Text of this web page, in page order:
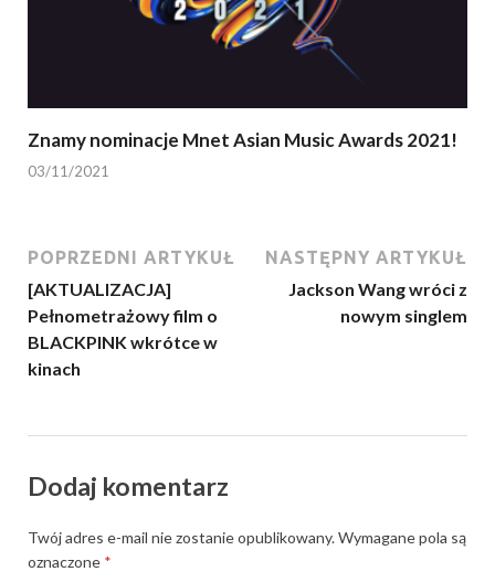
Znamy nominacje Mnet Asian Music Awards 2021!
03/11/2021
POPRZEDNI ARTYKUŁ
[AKTUALIZACJA]
Pełnometrażowy film o
BLACKPINK wkrótce w
kinach
NASTĘPNY ARTYKUŁ
Jackson Wang wróci z
nowym singlem
Dodaj komentarz
Twój adres e-mail nie zostanie opublikowany.Wymagane pola są
oznaczone *